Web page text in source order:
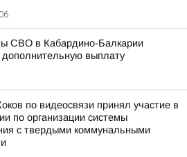
СВО в Кабардино-Балкарии
дополнительную выплату
по видеосвязи принял участие в
по организации системы
с твердыми коммунальными